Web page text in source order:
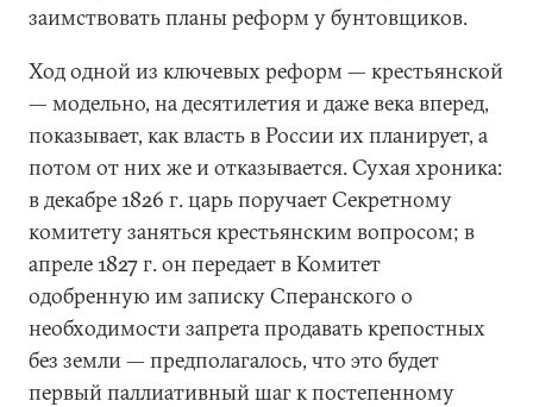
заимствовать планы реформ у бунтовщиков.
Ход одной из ключевых реформ — крестьянской
— модельно, на десятилетия и даже века вперед,
показывает, как власть в России их планирует, а
потом от них же и отказывается. Сухая хроника:
в декабре 1826 г. царь поручает Секретному
комитету заняться крестьянским вопросом; в
апреле 1827 г. он передает в Комитет
одобренную им записку Сперанского о
необходимости запрета продавать крепостных
без земли — предполагалось, что это будет
первый паллиативный шаг к постепенному